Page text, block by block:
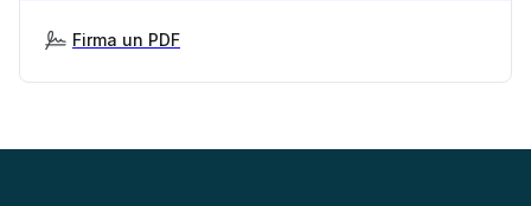
Firma un PDF